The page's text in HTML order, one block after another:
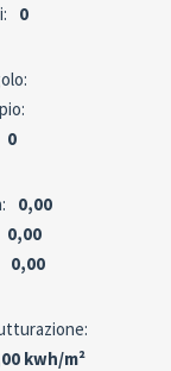
0
0
0,00
0,00
0,00
kwh/m²